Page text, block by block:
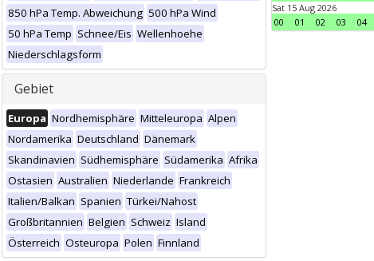
850 hPa Temp. Abweichung 500 hPa Wind
50 hPa Temp Schnee/Eis Wellenhoehe
Niederschlagsform
Gebiet
Europa Nordhemisphäre Mitteleuropa Alpen
Nordamerika Deutschland Dänemark
Skandinavien Südhemisphäre Südamerika Afrika
Ostasien Australien Niederlande Frankreich
Italien/Balkan Spanien Türkei/Nahost
Großbritannien Belgien Schweiz Island
Österreich Osteuropa Polen Finnland
Sat 15 Aug 2026
00
01 02 03 04